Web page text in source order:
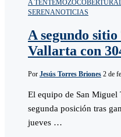
A TENTEMOZOCOBERTURA
SERENANOTICIAS
A segundo
Vallarta con
Por Jesús Torres Briones 2 de
El equipo de San Miguel
segunda posición tras
jueves …